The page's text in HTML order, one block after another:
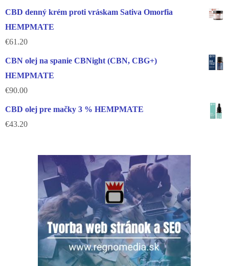
CBD denný krém proti vráskam Sativa Omorfia
HEMPMATE
€61.20
CBN olej na spanie CBNight (CBN, CBG+)
HEMPMATE
€90.00
CBD olej pre mačky 3 % HEMPMATE
€43.20